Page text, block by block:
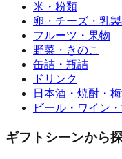
米・粉類
卵・チーズ・乳
フルーツ・果物
野菜・きのこ
缶詰・瓶詰
ドリンク
日本酒・焼酎・
ビール・ワイン
ギフトシーンから